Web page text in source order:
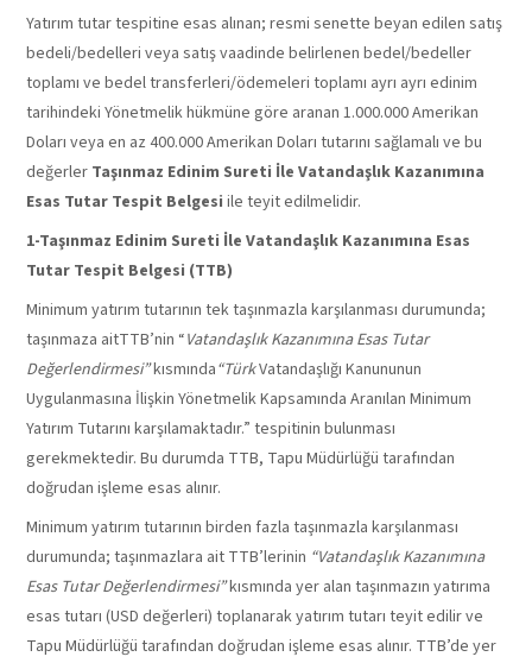
Yatırım tutar tespitine esas alınan; resmi senette beyan edilen satış
bedeli/bedelleri veya satış vaadinde belirlenen bedel/bedeller
toplamı ve bedel transferleri/ödemeleri toplamı ayrı ayrı edinim
tarihindeki Yönetmelik hükmüne göre aranan 1.000.000 Amerikan
Doları veya en az 400.000 Amerikan Doları tutarını sağlamalı ve bu
değerler Taşınmaz Edinim Sureti İle Vatandaşlık Kazanımına
Esas Tutar Tespit Belgesiile teyit edilmelidir.
1-Taşınmaz Edinim Sureti İle Vatandaşlık Kazanımına Esas
Tutar Tespit Belgesi (TTB)
Minimum yatırım tutarının tek taşınmazla karşılanması durumunda;
taşınmaza aitTTB’nin “Vatandaşlık Kazanımına Esas Tutar
Değerlendirmesi”kısmında“TürkVatandaşlığı Kanununun
Uygulanmasına İlişkin Yönetmelik Kapsamında Aranılan Minimum
Yatırım Tutarını karşılamaktadır.” tespitinin bulunması
gerekmektedir. Bu durumda TTB, Tapu Müdürlüğü tarafından
doğrudan işleme esas alınır.
Minimum yatırım tutarının birden fazla taşınmazla karşılanması
durumunda; taşınmazlara ait TTB’lerinin “Vatandaşlık Kazanımına
Esas Tutar Değerlendirmesi”kısmında yer alan taşınmazın yatırıma
esas tutarı (USD değerleri) toplanarak yatırım tutarı teyit edilir ve
Tapu Müdürlüğü tarafından doğrudan işleme esas alınır. TTB’de yer